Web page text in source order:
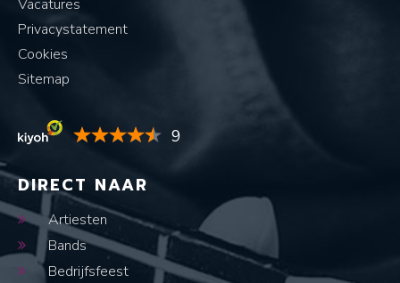
Vacatures
Privacystatement
Cookies
Sitemap
9
DIRECT NAAR
Artiesten
Bands
Bedrijfsfeest